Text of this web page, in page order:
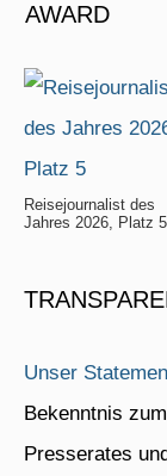
AWARD
Reisejournalist des
Jahres 2026, Platz 5
Unser
Bekenntnis
Presserates